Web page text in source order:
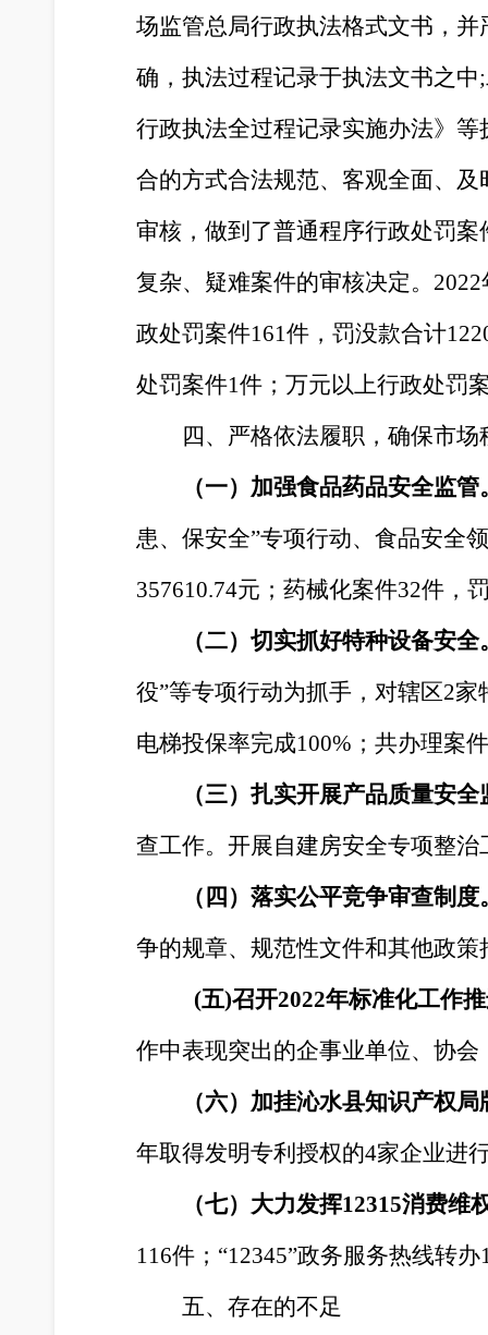
场监管总局行政执法格式文书，
确，执法过程记录于执法文书之中
行政执法全过程记录实施办法》
合的方式合法规范、客观全面、
审核，做到了普通程序行政处罚案
复杂、疑难案件的审核决定。
政处罚案件161件，罚没款合计
处罚案件1件；万元以上行政处罚
四、严格依法履职，确保市场
（一）加强食品药品安全监管
患、保安全”专项行动、食品安全
357610.74元；药械化案件32件 ，
（二）切实抓好特种设备安全
役”等专项行动为抓手，对辖区2
电梯投保率完成100% ； 共办理案件
（三）扎实开展产品质量安
查工作。开展自建房安全专项整治
（四）落实公平竞争审查制度
争的规章、规范性文件和其他政策
(五)召开2022年标准化工作
作中表现突出的企事业单位、协会
（六）加挂沁水县知识产权
年取得发明专利授权的4家企业进
（七）大力发挥12315消费维
116件 ； “12345”政务服务热线转
五、存在的不足